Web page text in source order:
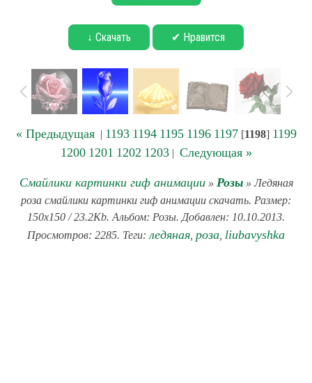
↓ Скачать ✔ Нравится
« Предыдущая| 1193 1194 1195 1196 1197[1198] 1199
1200 1201 1202 1203| Следующая »
Смайлики картинки гиф анимации» Розы» Ледяная
роза смайлики картинки гиф анимации скачать. Размер:
150x150 / 23.2Kb. Альбом: Розы. Добавлен: 10.10.2013.
Просмотров: 2285. Теги: ледяная роза liubavyshka